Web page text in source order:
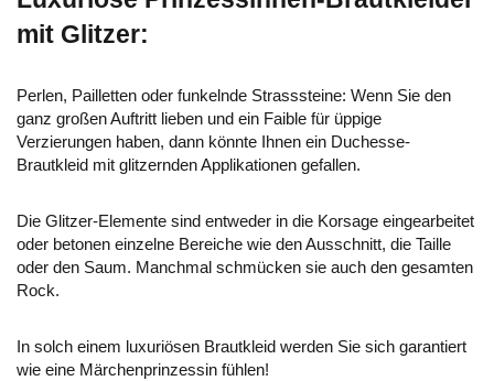
mit Glitzer:
Perlen, Pailletten oder funkelnde Strasssteine: Wenn Sie den
ganz großen Auftritt lieben und ein Faible für üppige
Verzierungen haben, dann könnte Ihnen ein Duchesse-
Brautkleid mit glitzernden Applikationen gefallen.
Die Glitzer-Elemente sind entweder in die Korsage eingearbeitet
oder betonen einzelne Bereiche wie den Ausschnitt, die Taille
oder den Saum. Manchmal schmücken sie auch den gesamten
Rock.
In solch einem luxuriösen Brautkleid werden Sie sich garantiert
wie eine Märchenprinzessin fühlen!